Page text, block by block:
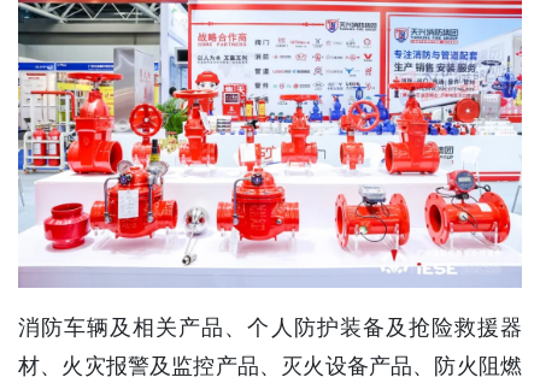
消防车辆及相关产品、个人防护装备及抢险救援器
材、火灾报警及监控产品、灭火设备产品、防火阻燃